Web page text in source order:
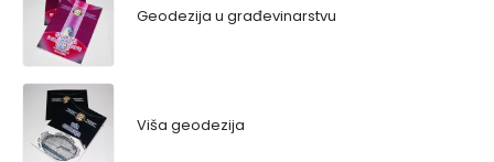
Geodezija u građevinarstvu
Viša geodezija